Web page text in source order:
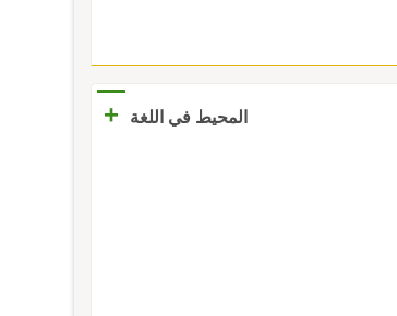
المحيط في اللغة
+